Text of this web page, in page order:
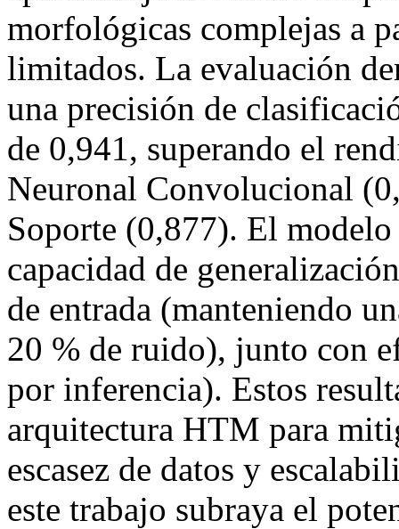
morfológicas complejas a
limitados. La evaluación
una precisión de
de 0,941, superando el
Neuronal Convolucional
Soporte (0,877). El
capacidad de
de entrada (manteniendo
20 % de ruido), junto con
por inferencia). Estos
arquitectura HTM para
escasez de datos y
este trabajo subraya el